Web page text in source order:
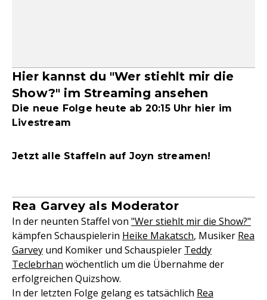
Hier kannst du "Wer stiehlt mir die
Show?" im Streaming ansehen
Die neue Folge heute ab 20:15 Uhr hier im
Livestream
Jetzt alle Staffeln auf Joyn streamen!
Rea Garvey als Moderator
In der neunten Staffel von "Wer stiehlt mir die Show?"
kämpfen Schauspielerin Heike Makatsch, Musiker Rea
Garvey und Komiker und Schauspieler Teddy
Teclebrhan wöchentlich um die Übernahme der
erfolgreichen Quizshow.
In der letzten Folge gelang es tatsächlich Rea